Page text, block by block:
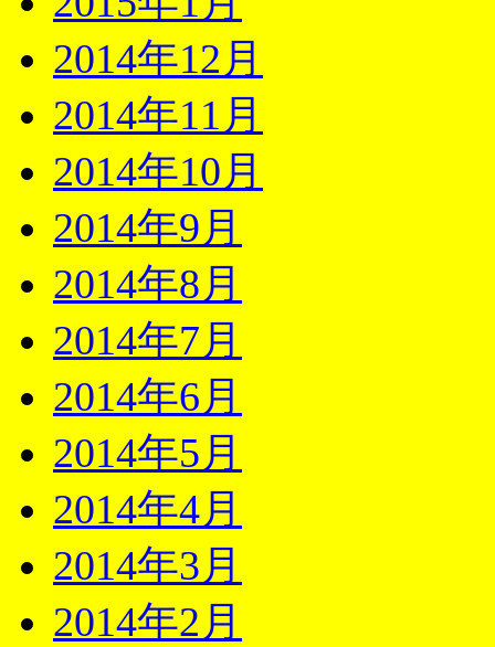
2014年12月
2014年11月
2014年10月
2014年9月
2014年8月
2014年7月
2014年6月
2014年5月
2014年4月
2014年3月
2014年2月